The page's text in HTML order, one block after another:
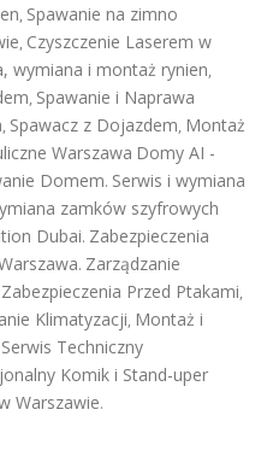
, Spawanie na zimno
, Czyszczenie Laserem w
wymiana i montaż rynien,
, Spawanie i Naprawa
, Spawacz z Dojazdem, Montaż
Warszawa Domy AI -
Domem. Serwis i wymiana
zamków szyfrowych
Dubai. Zabezpieczenia
. Zarządzanie
Zabezpieczenia Przed Ptakami,
Klimatyzacji, Montaż i
Serwis Techniczny
Komik i Stand-uper
Warszawie.